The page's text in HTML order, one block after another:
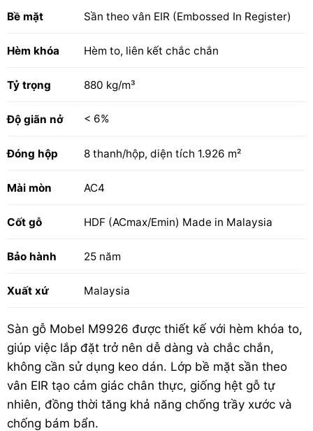
Bề mặt Sần theo vân EIR (Embossed In Register)
Hèm khóa Hèm to, liên kết chắc chắn
Tỷ trọng 880 kg/m³
Độ giãn nở < 6%
Đóng hộp 8 thanh/hộp, diện tích 1.926 m²
Mài mòn AC4
Cốt gỗ HDF (ACmax/Emin) Made in Malaysia
Bảo hành 25 năm
Xuất xứ Malaysia
Sàn gỗ Mobel M9926 được thiết kế với hèm khóa to,
giúp việc lắp đặt trở nên dễ dàng và chắc chắn,
không cần sử dụng keo dán. Lớp bề mặt sần theo
vân EIR tạo cảm giác chân thực, giống hệt gỗ tự
nhiên, đồng thời tăng khả năng chống trầy xước và
chống bám bẩn.